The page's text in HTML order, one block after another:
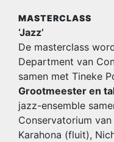
MASTERCLASS
‘Jazz’
De masterclass
Department van
samen met Tineke
Grootmeester en
jazz-ensemble
Conservatorium
Karahona (fluit),